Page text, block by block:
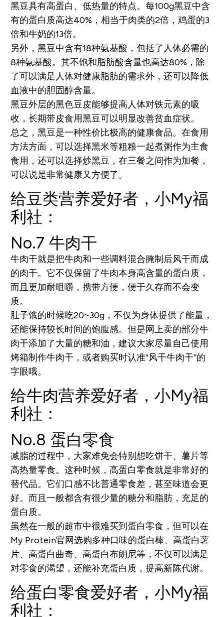
黑豆具有高蛋白、低热量的特点。每100g黑豆中含
有的蛋白质高达40%，相当于肉类的2倍，鸡蛋的3
倍和牛奶的13倍。
另外，黑豆中含有18种氨基酸，包括了人体必需的
8种氨基酸。其不饱和脂肪酸含量也高达80%，除
了可以满足人体对健康脂肪的需求外，还可以降低
血液中的胆固醇含量。
黑豆外层的黑色豆皮能够提高人体对铁元素的吸
收，长期带皮食用黑豆可以明显改善贫血症状。
总之，黑豆是一种性价比极高的健康食品。在食用
方法方面，可以选择黑米等粗粮一起煮粥作为主食
食用，还可以选择炒黑豆，在三餐之间作为加餐，
可以说是非常健康又方便了。
给豆类营养爱好者，小My福
利社：
No.7 牛肉干
牛肉干就是把牛肉和一些调料混合腌制后风干而成
的肉干。它不仅保留了牛肉本身高含量的蛋白质，
而且更加耐咀嚼，携带方便，便于久存而不会变
质。
肚子饿的时候吃20~30g，不仅为身体提供了能量，
还能保持较长时间的饱腹感。但是网上卖的部分牛
肉干添加了大量的糖和油，建议大家尽量自己使用
烤箱制作牛肉干，或者购买时认准“风干牛肉干”的
字眼哦。
给牛肉营养爱好者，小My福
利社：
No.8 蛋白零食
减脂的过程中，大家难免会特别想吃饼干、薯片等
高热量零食。这种时候，高蛋白零食就是非常好的
替代品。它们口感不比普通零食差，甚至味道会更
好。而且一般都含有很少量的糖分和脂肪，充足的
蛋白质。
虽然在一般的超市中很难买到蛋白零食，但可以在
My Protein官网选购多种口味的蛋白棒、高蛋白薯
片、高蛋白曲奇、高蛋白布朗尼等，不仅可以满足
对零食的渴望，还能补充蛋白质，提高新陈代谢。
给蛋白零食爱好者，小My福
利社：